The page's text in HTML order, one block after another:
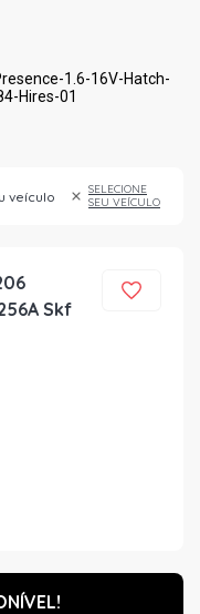
veículo
SELECIONE
SEU VEÍCULO
Skf